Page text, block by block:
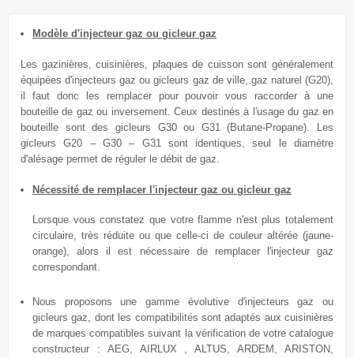
Modèle d'injecteur gaz ou gicleur gaz
Les gazinières, cuisinières, plaques de cuisson sont généralement
équipées d'injecteurs gaz ou gicleurs gaz deville, gaz naturel (G20),
il faut donc les remplacer pourpouvoir vous raccorder à une
bouteille de gaz ou inversement. Ceux destinés à l'usage du gaz en
bouteille sont des gicleurs G30 ou G31 (Butane-Propane). Les
gicleurs G20 – G30 – G31 sont identiques, seul le diamètre
d'alésage permet de réguler le débit de gaz.
Nécessité de remplacer l'injecteur gaz ou gicleur gaz
Lorsque vous constatez que votre flamme n'est plus totalement
circulaire, très réduite ou que celle-ci de couleur altérée (jaune-
orange), alors il est nécessaire de remplacer l'injecteur gaz
correspondant.
Nous proposons une gamme évolutive d'injecteurs gaz ou
gicleurs gaz, dont les compatibilités sont adaptés aux cuisinières
de marques compatibles suivant la vérification de votre catalogue
constructeur : AEG, AIRLUX , ALTUS, ARDEM, ARISTON,